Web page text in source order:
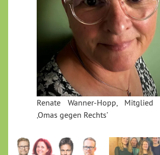
Renate Wanner-Hopp,
‚Omas gegen Rechts’